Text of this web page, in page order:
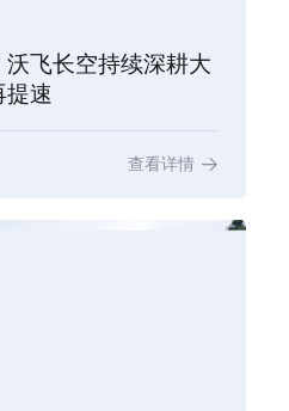
飞长空持续深耕大
提速
查看详情